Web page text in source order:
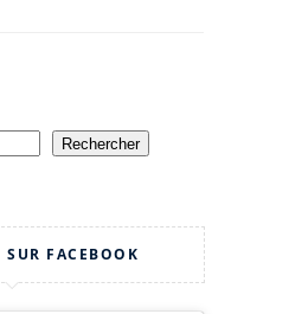
Rechercher
FACEBOOK